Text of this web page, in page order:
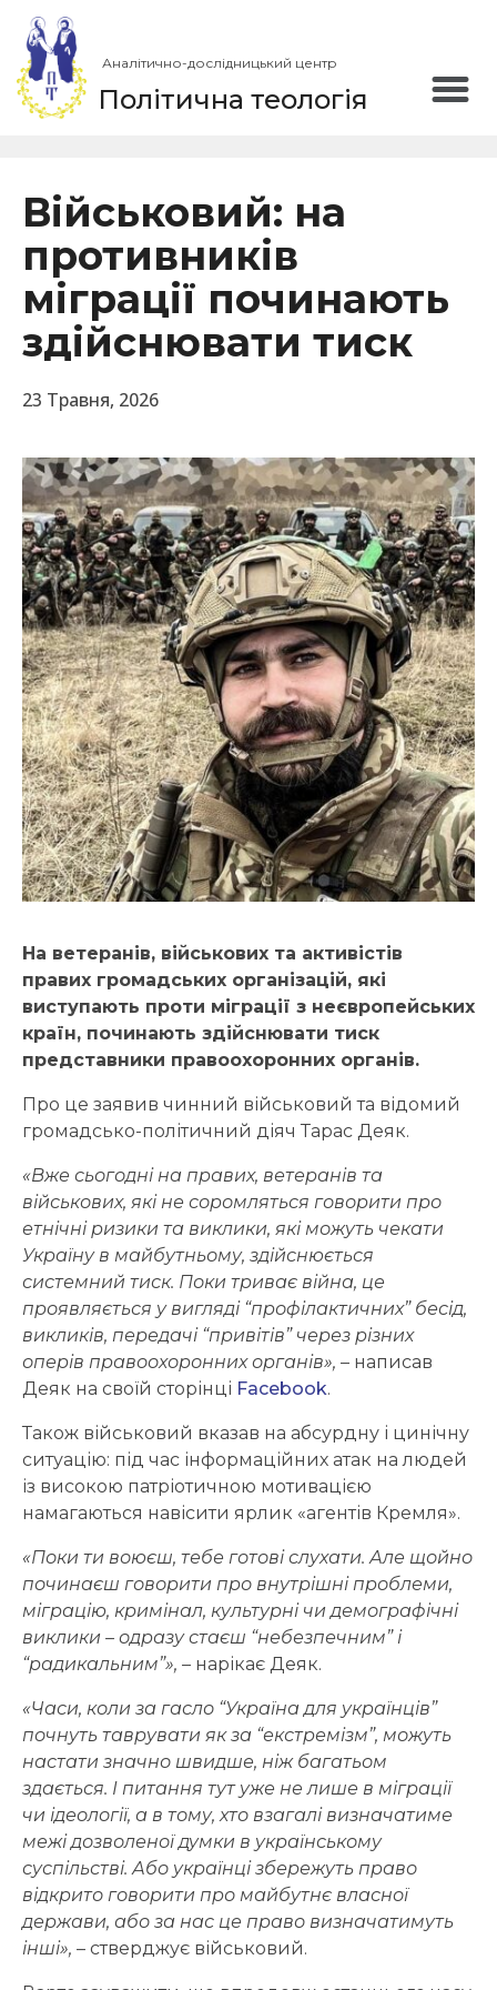
Аналітично-дослідницький центр
Політична теологія
Військовий: на
противників
міграції починають
здійснювати тиск
23 Травня, 2026
На ветеранів, військових та активістів
правих громадських організацій, які
виступають проти міграції з неєвропейських
країн, починають здійснювати тиск
представники правоохоронних органів.
Про це заявив чинний військовий та відомий
громадсько-політичний діяч Тарас Деяк.
«Вже сьогодні на правих, ветеранів та
військових, які не соромляться говорити про
етнічні ризики та виклики, які можуть чекати
Україну в майбутньому, здійснюється
системний тиск. Поки триває війна, це
проявляється у вигляді “профілактичних” бесід,
викликів, передачі “привітів” через різних
оперів правоохоронних органів», – написав
Деяк на своїй сторінці Facebook.
Також військовий вказав на абсурдну і цинічну
ситуацію: під час інформаційних атак на людей
із високою патріотичною мотивацією
намагаються навісити ярлик «агентів Кремля».
«Поки ти воюєш, тебе готові слухати. Але щойно
починаєш говорити про внутрішні проблеми,
міграцію, кримінал, культурні чи демографічні
виклики – одразу стаєш “небезпечним” і
“радикальним”», – нарікає Деяк.
«Часи, коли за гасло “Україна для українців”
почнуть таврувати як за “екстремізм”, можуть
настати значно швидше, ніж багатьом
здається. І питання тут уже не лише в міграції
чи ідеології, а в тому, хто взагалі визначатиме
межі дозволеної думки в українському
суспільстві. Або українці збережуть право
відкрито говорити про майбутнє власної
держави, або за нас це право визначатимуть
інші», – стверджує військовий.